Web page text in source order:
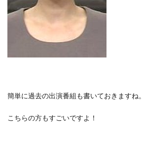
簡単に過去の出演番組も書いておきますね。
こちらの方もすごいですよ！